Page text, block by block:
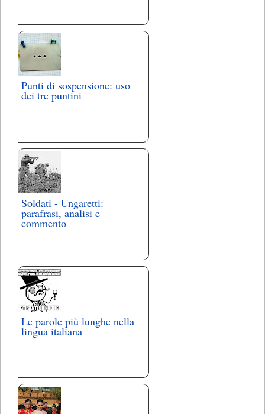
Punti di sospensione: uso
dei tre puntini
Soldati - Ungaretti:
parafrasi, analisi e
commento
Le parole più lunghe nella
lingua italiana